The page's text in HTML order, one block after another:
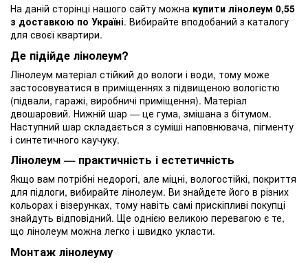
На даній сторінці нашого сайту можна купити лінолеум 0,55
з доставкою по Україні. Вибирайте вподобаний з каталогу
для своєї квартири.
Де підійде лінолеум?
Лінолеум матеріал стійкий до вологи і води, тому може
застосовуватися в приміщеннях з підвищеною вологістю
(підвали, гаражі, виробничі приміщення). Матеріал
двошаровий. Нижній шар — це гума, змішана з бітумом.
Наступний шар складається з суміші наповнювача, пігменту
і синтетичного каучуку.
Лінолеум — практичність і естетичність
Якщо вам потрібні недорогі, але міцні, вологостійкі, покриття
для підлоги, вибирайте лінолеум. Ви знайдете його в різних
кольорах і візерунках, тому навіть самі прискіпливі покупці
знайдуть відповідний. Ще однією великою перевагою є те,
що лінолеум можна легко і швидко укласти.
Монтаж лінолеуму